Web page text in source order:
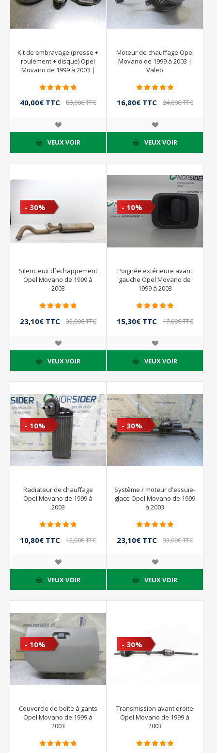
Kit de embrayage (presse +
roulement + disque) Opel
Movano de 1999 à 2003 |
40,00€ TTC 80,00€ TTC
VEUX VOIR
Moteur de chauffage Opel
Movano de 1999 à 2003 |
Valeo
16,80€ TTC 24,00€ TTC
VEUX VOIR
- 30%
Silencieux d´echappement
Opel Movano de 1999 à
2003
23,10€ TTC 33,00€ TTC
VEUX VOIR
- 10%
Poignée extérieure avant
gauche Opel Movano de
1999 à 2003
15,30€ TTC 17,00€ TTC
VEUX VOIR
- 10%
Radiateur de chauffage
Opel Movano de 1999 à
2003
10,80€ TTC 12,00€ TTC
VEUX VOIR
- 30%
Système / moteur d'essuie-
glace Opel Movano de 1999
à 2003
23,10€ TTC 33,00€ TTC
VEUX VOIR
- 10%
Couvercle de boîte à gants
Opel Movano de 1999 à
2003
- 30%
Transmission avant droite
Opel Movano de 1999 à
2003